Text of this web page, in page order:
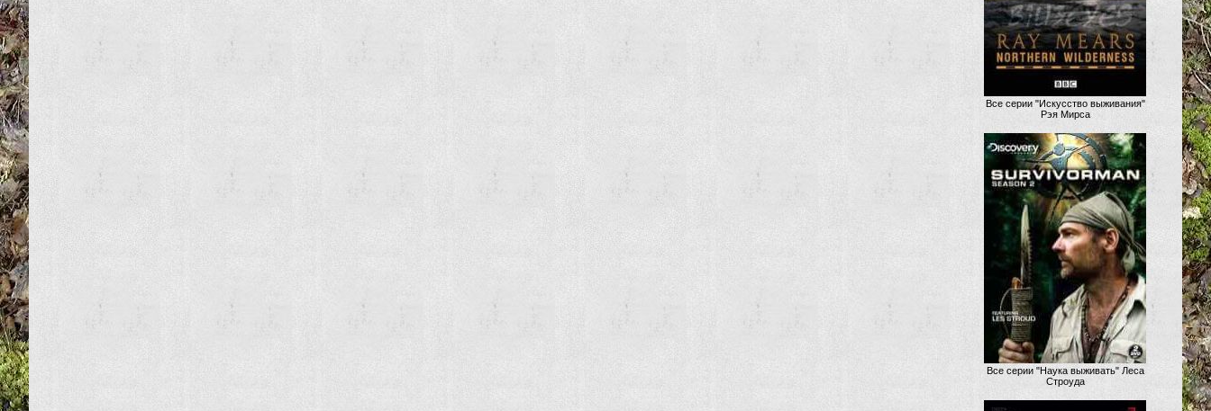
Все серии "Искусство выживания"
Рэя Мирса
Все серии "Наука выживать" Леса
Строуда